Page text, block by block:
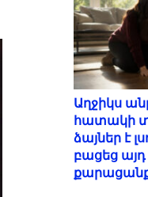
Աղջիկս
հատակի
ձայներ է
բացեց